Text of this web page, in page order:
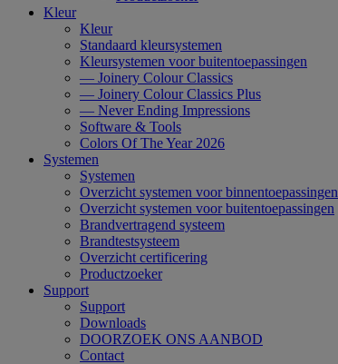
Kleur
Kleur
Standaard kleursystemen
Kleursystemen voor buitentoepassingen
— Joinery Colour Classics
— Joinery Colour Classics Plus
— Never Ending Impressions
Software & Tools
Colors Of The Year 2026
Systemen
Systemen
Overzicht systemen voor binnentoepassingen
Overzicht systemen voor buitentoepassingen
Brandvertragend systeem
Brandtestsysteem
Overzicht certificering
Productzoeker
Support
Support
Downloads
DOORZOEK ONS AANBOD
Contact